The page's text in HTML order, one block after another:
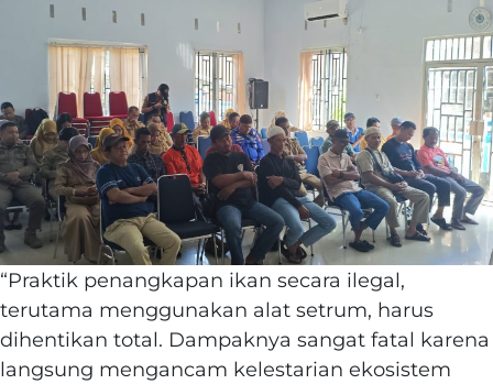
“Praktik penangkapan ikan secara ilegal,
terutama menggunakan alat setrum, harus
dihentikan total. Dampaknya sangat fatal karena
langsung mengancam kelestarian ekosistem